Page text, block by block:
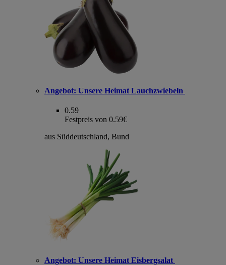
Angebot: Unsere Heimat Lauchzwiebeln
0.59
Festpreis von 0.59€
aus Süddeutschland, Bund
Angebot: Unsere Heimat Eisbergsalat